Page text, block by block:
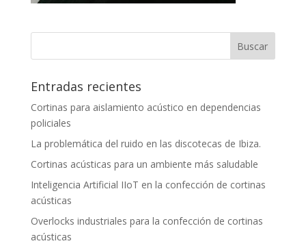
Entradas recientes
Cortinas para aislamiento acústico en dependencias
policiales
La problemática del ruido en las discotecas de Ibiza.
Cortinas acústicas para un ambiente más saludable
Inteligencia Artificial IIoT en la confección de cortinas
acústicas
Overlocks industriales para la confección de cortinas
acústicas